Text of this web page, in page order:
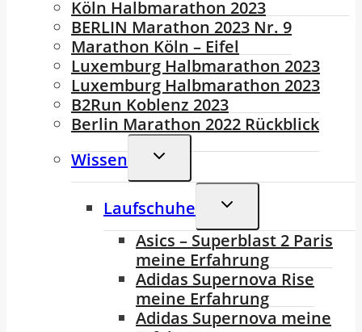
Köln Halbmarathon 2023
BERLIN Marathon 2023 Nr. 9
Marathon Köln – Eifel
Luxemburg Halbmarathon 2023
Luxemburg Halbmarathon 2023
B2Run Koblenz 2023
Berlin Marathon 2022 Rückblick
Wissen
Untermenü
Laufschuhe
Untermenü
Asics – Superblast 2 Paris
meine Erfahrung
Adidas Supernova Rise
meine Erfahrung
Adidas Supernova meine